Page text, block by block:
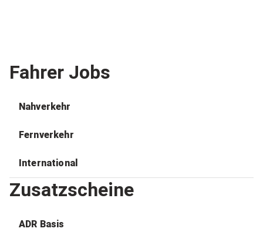
Fahrer Jobs
Nahverkehr
Fernverkehr
International
Zusatzscheine
ADR Basis